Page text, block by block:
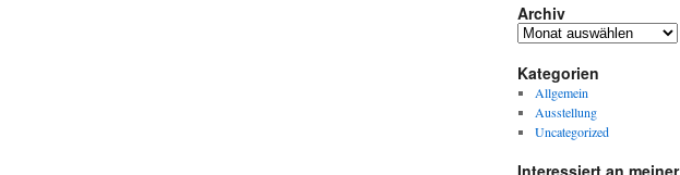
Archiv
Archiv
Kategorien
Allgemein
Ausstellung
Uncategorized
Interessiert an meiner